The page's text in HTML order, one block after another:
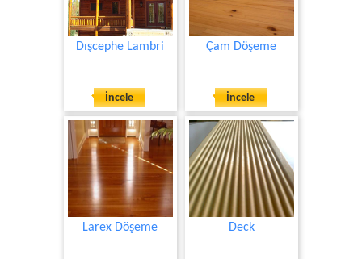
Dışcephe Lambri
İncele
Çam Döşeme
İncele
Larex Döşeme Deck